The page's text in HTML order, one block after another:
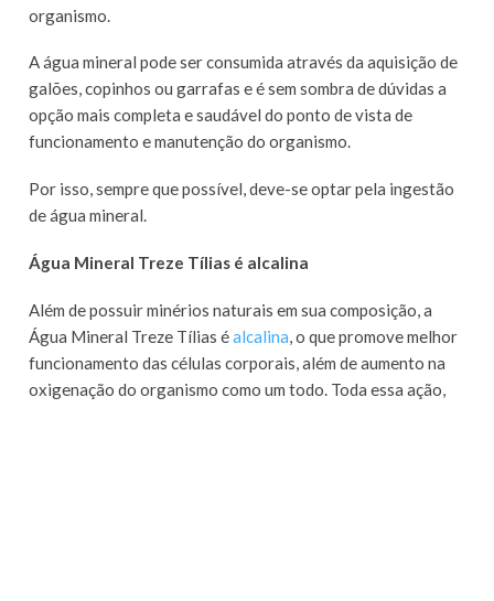
organismo.
A água mineral pode ser consumida através da aquisição de
galões, copinhos ou garrafas e é sem sombra de dúvidas a
opção mais completa e saudável do ponto de vista de
funcionamento e manutenção do organismo.
Por isso, sempre que possível, deve-se optar pela ingestão
de água mineral.
Água Mineral Treze Tílias é alcalina
Além de possuir minérios naturais em sua composição, a
Água Mineral Treze Tílias éalcalina, o que promove melhor
funcionamento das células corporais, além de aumento na
oxigenação do organismo como um todo. Toda essa ação,